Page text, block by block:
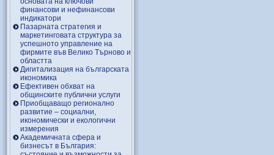
финансови и нефинансови
индикатори
Пазарната стратегия и
маркетинговата структура за
успешното управление на
фирмите във Велико Търново и
областта
Дигитализация на българската
икономика
Ефективен обхват на
общинските публични услуги
Приобщаващо регионално
развитие – социални,
икономически и екологични
измерения
Академичната сфера и
бизнесът в България: